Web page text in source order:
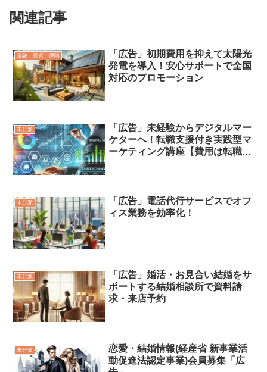
関連記事
金融・投資・保険
「広告」初期費用を抑えて太陽光
発電を導入！安心サポートで全国
対応のプロモーション
未分類
「広告」未経験からデジタルマー
ケターへ！転職支援付き実践型マ
ーケティング講座【費用は転職成
未分類
「広告」電話代行サービスでオフ
ィス業務を効率化！
未分類
「広告」婚活・お見合い結婚をサ
ポートする結婚相談所で資料請
求・来店予約
未分類
恋愛・結婚情報(経産省 新事業活
動促進法認定事業)会員募集「広